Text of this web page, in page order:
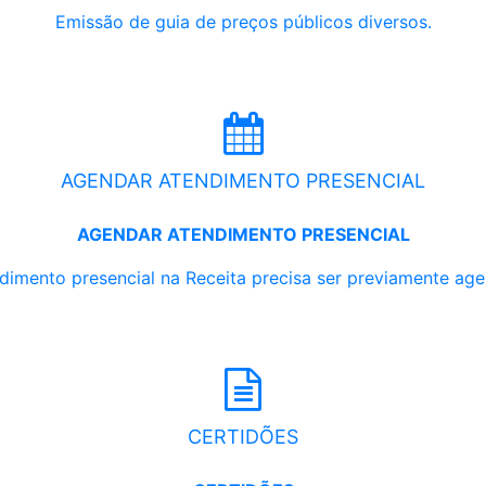
Emissão de guia de preços públicos diversos.
AGENDAR ATENDIMENTO PRESENCIAL
AGENDAR ATENDIMENTO PRESENCIAL
presencial na Receita precisa ser previamente
CERTIDÕES